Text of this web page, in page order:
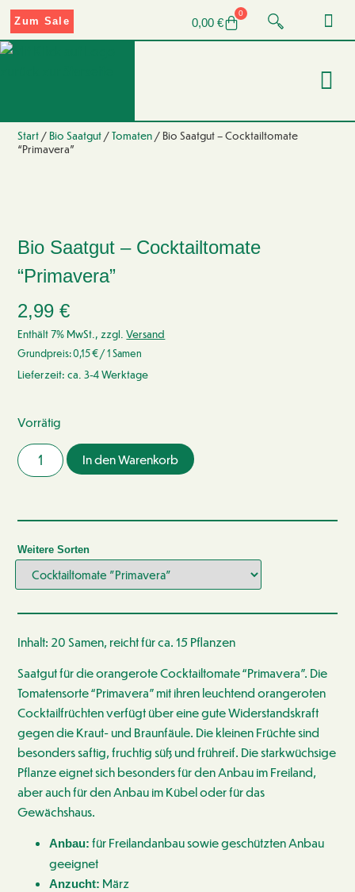
0,00 €
0
Zum Sale
Start / Bio Saatgut /Tomaten / Bio Saatgut – Cocktailtomate
“Primavera”
Bio Saatgut – Cocktailtomate
“Primavera”
2,99€
Enthält 7% MwSt., zzgl.Versand
Grundpreis:0,15€/ 1 Samen
Lieferzeit: ca. 3-4 Werktage
Vorrätig
In den Warenkorb
Weitere Sorten
Inhalt: 20 Samen, reicht für ca. 15 Pflanzen
Saatgut für die orangerote Cocktailtomate “Primavera”. Die
Tomatensorte “Primavera” mit ihren leuchtend orangeroten
Cocktailfrüchten verfügt über eine gute Widerstandskraft
gegen die Kraut- und Braunfäule. Die kleinen Früchte sind
besonders saftig, fruchtig süß und frühreif. Die starkwüchsige
Pflanze eignet sich besonders für den Anbau im Freiland,
aber auch für den Anbau im Kübel oder für das
Gewächshaus.
Anbau: für Freilandanbau sowie geschützten Anbau
geeignet
Anzucht: März